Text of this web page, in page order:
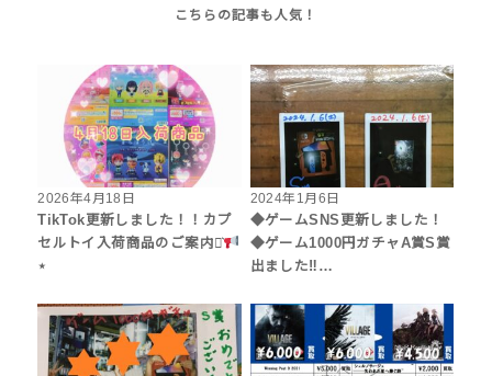
2026年4月18日
TikTok更新しました！！カプ
セルトイ入荷商品のご案内⋆͛
⋆
2024年1月6日
◆ゲームSNS更新しました！
◆ゲーム1000円ガチャA賞S賞
出ました‼︎…